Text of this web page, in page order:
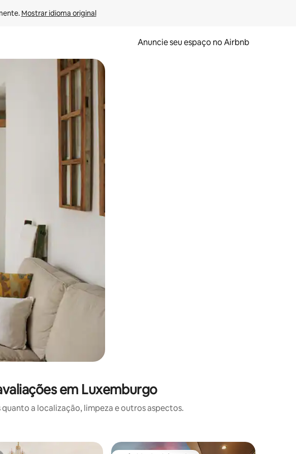
Mostrar idioma original
Anuncie seu espaço no Airbnb
ou tocando e deslizando o dedo na tela.
em Luxemburgo
a localização, limpeza e outros aspectos.